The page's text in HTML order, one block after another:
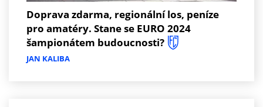
Doprava zdarma, regionální los, peníze
pro amatéry. Stane se EURO 2024
šampionátem budoucnosti?
JAN KALIBA